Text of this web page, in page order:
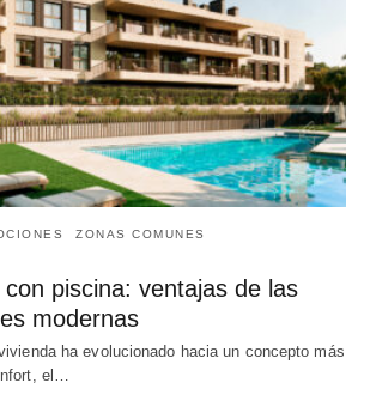
ZONAS COMUNES
piscina: ventajas de las
modernas
ha evolucionado hacia un concepto más
el…